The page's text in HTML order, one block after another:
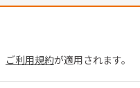
ご利用規約が適用されます。